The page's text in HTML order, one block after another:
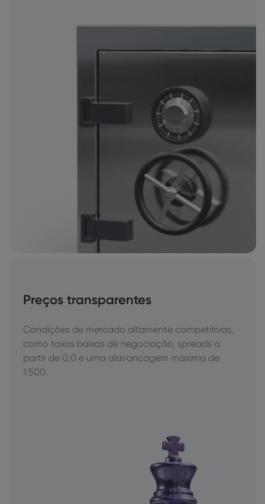
Preços transparentes
Condições de mercado altamente competitivas,
como taxas baixas de negociação, spreads a
partir de 0,0 e uma alavancagem máxima de
1:500.